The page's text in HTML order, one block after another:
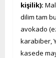
kişilik):
dilim tam
avokado
karabiber,
kasede